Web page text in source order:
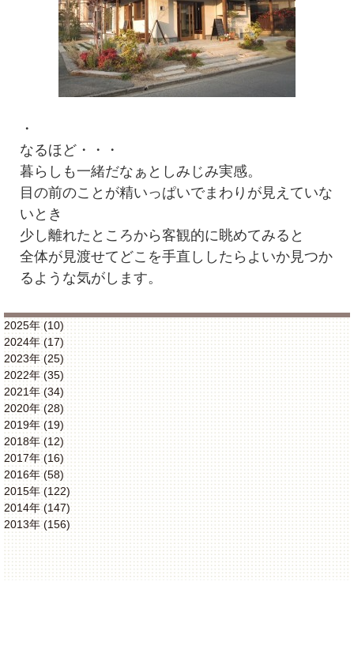
・
なるほど・・・
暮らしも一緒だなぁとしみじみ実感。
目の前のことが精いっぱいでまわりが見えていな
いとき
少し離れたところから客観的に眺めてみると
全体が見渡せてどこを手直ししたらよいか見つか
るような気がします。
2025年 (10)
2024年 (17)
2023年 (25)
2022年 (35)
2021年 (34)
2020年 (28)
2019年 (19)
2018年 (12)
2017年 (16)
2016年 (58)
2015年 (122)
2014年 (147)
2013年 (156)